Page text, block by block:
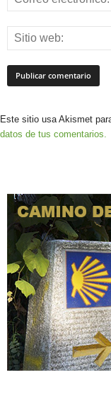
Este sitio usa Akismet
datos de tus comentarios.